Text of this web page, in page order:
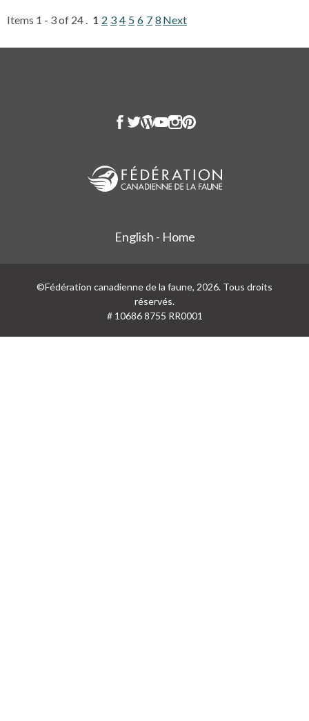
Items 1 - 3 of 24 . 1 2 3 4 5 6 7 8 Next
English - Home
©Fédération canadienne de la faune, 2026. Tous droits
réservés.
# 10686 8755 RR0001